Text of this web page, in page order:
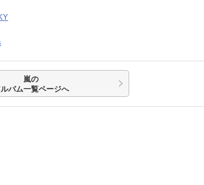
嵐の
バム一覧ページへ